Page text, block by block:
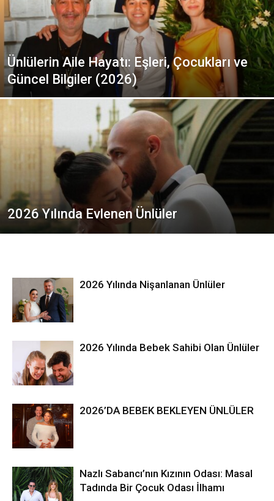
Ünlülerin Aile Hayatı: Eşleri, Çocukları ve
Güncel Bilgiler (2026)
2026 Yılında Evlenen Ünlüler
2026 Yılında Nişanlanan Ünlüler
2026 Yılında Bebek Sahibi Olan Ünlüler
2026’DA BEBEK BEKLEYEN ÜNLÜLER
Nazlı Sabancı’nın Kızının Odası: Masal
Tadında Bir Çocuk Odası İlhamı